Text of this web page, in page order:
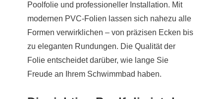
Poolfolie und professioneller Installation. Mit
modernen PVC-Folien lassen sich nahezu alle
Formen verwirklichen – von präzisen Ecken bis
zu eleganten Rundungen. Die Qualität der
Folie entscheidet darüber, wie lange Sie
Freude an Ihrem Schwimmbad haben.